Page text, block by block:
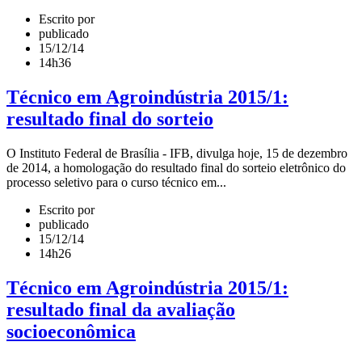
Escrito por
publicado
15/12/14
14h36
Técnico em Agroindústria 2015/1:
resultado final do sorteio
O Instituto Federal de Brasília - IFB, divulga hoje, 15 de dezembro
de 2014, a homologação do resultado final do sorteio eletrônico do
processo seletivo para o curso técnico em...
Escrito por
publicado
15/12/14
14h26
Técnico em Agroindústria 2015/1:
resultado final da avaliação
socioeconômica